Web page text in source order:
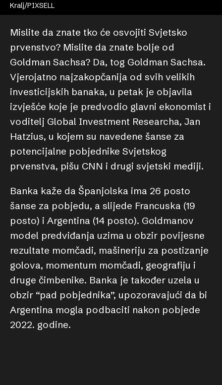
Kralj/PIXSELL
Mislite da znate tko će osvojiti Svjetsko
prvenstvo? Mislite da znate bolje od
Goldman Sachsa? Da, tog Goldman Sachsa.
Vjerojatno najzakopčanija od svih velikih
investicijskih banaka, u petak je objavila
izvješće koje je predvodio glavni ekonomist i
voditelj Global Investment Researcha, Jan
Hatzius, u kojem su navedene šanse za
potencijalne pobjednike Svjetskog
prvenstva, pišu CNN i drugi svjetski mediji.
Banka kaže da Španjolska ima 26 posto
šanse za pobjedu, a slijede Francuska (19
posto) i Argentina (14 posto). Goldmanov
model predviđanja uzima u obzir povijesne
rezultate momčadi, mašineriju za postizanje
golova, momentum momčadi, geografiju i
druge čimbenike. Banka je također uzela u
obzir “pad pobjednika”, upozoravajući da bi
Argentina mogla podbaciti nakon pobjede
2022. godine.